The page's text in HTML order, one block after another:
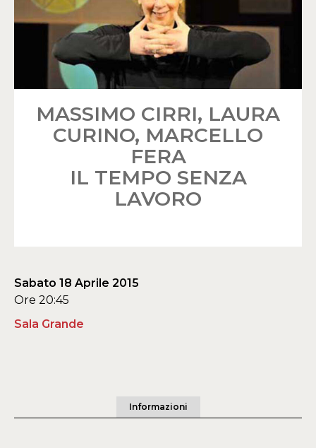
MASSIMO CIRRI, LAURA
CURINO, MARCELLO
FERA
IL TEMPO SENZA
LAVORO
Sabato 18 Aprile 2015
Ore 20:45
Sala Grande
Informazioni